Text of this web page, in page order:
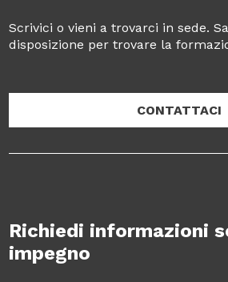
Scrivici o vieni a trovarci in sede.
disposizione per trovare la
CONTATTACI
Richiedi informazioni
impegno